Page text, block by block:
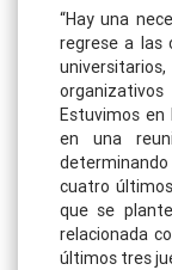
“Hay una
regrese a las
Estuvimos en
en una
cuatro
que se
relacionada
últimos tres